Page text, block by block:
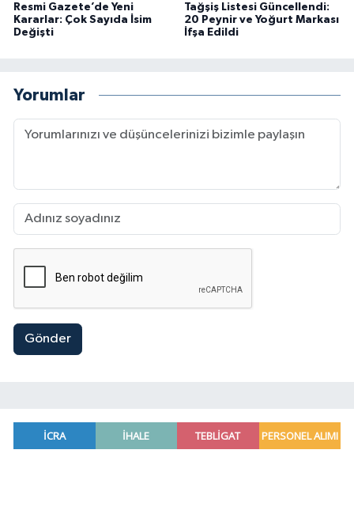
Resmi Gazete’de Yeni
Kararlar: Çok Sayıda İsim
Değişti
Tağşiş Listesi Güncellendi:
20 Peynir ve Yoğurt Markası
İfşa Edildi
Yorumlar
Gönder